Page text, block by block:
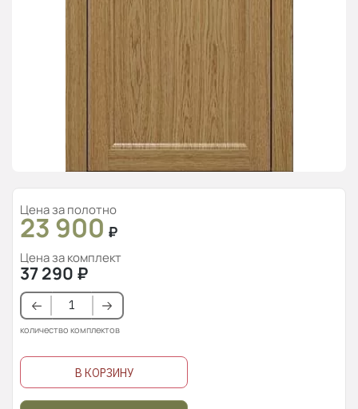
Цена за полотно
23 900 ₽
Цена за комплект
37 290 ₽
количество комплектов
В КОРЗИНУ